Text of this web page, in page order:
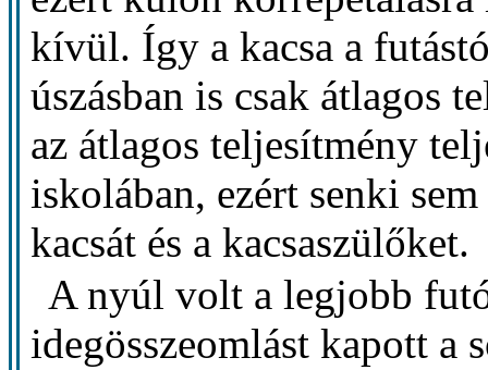
kívül. Így a kacsa a
úszásban is csak átlagos
az átlagos teljesítmény
iskolában, ezért senki
kacsát és a kacsaszülőket.
A nyúl volt a legjobb
idegösszeomlást kapott a